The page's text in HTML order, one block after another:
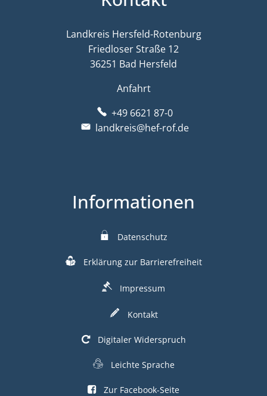
Landkreis Hersfeld-Rotenburg
Friedloser Straße 12
36251 Bad Hersfeld
Anfahrt
+49 6621 87-0
landkreis@hef-rof.de
Informationen
Datenschutz
Erklärung zur Barrierefreiheit
Impressum
Kontakt
Digitaler Widerspruch
Leichte Sprache
Zur Facebook-Seite